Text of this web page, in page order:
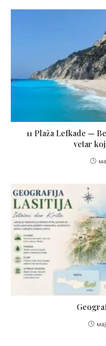
11 Plaža Lefkade —
vetar